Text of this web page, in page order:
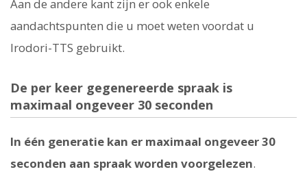
Aan de andere kant zijn er ook enkele
aandachtspunten die u moet weten voordat u
Irodori-TTS gebruikt.
De per keer gegenereerde spraak is
maximaal ongeveer 30 seconden
In één generatie kan er maximaal ongeveer 30
seconden aan spraak worden voorgelezen.